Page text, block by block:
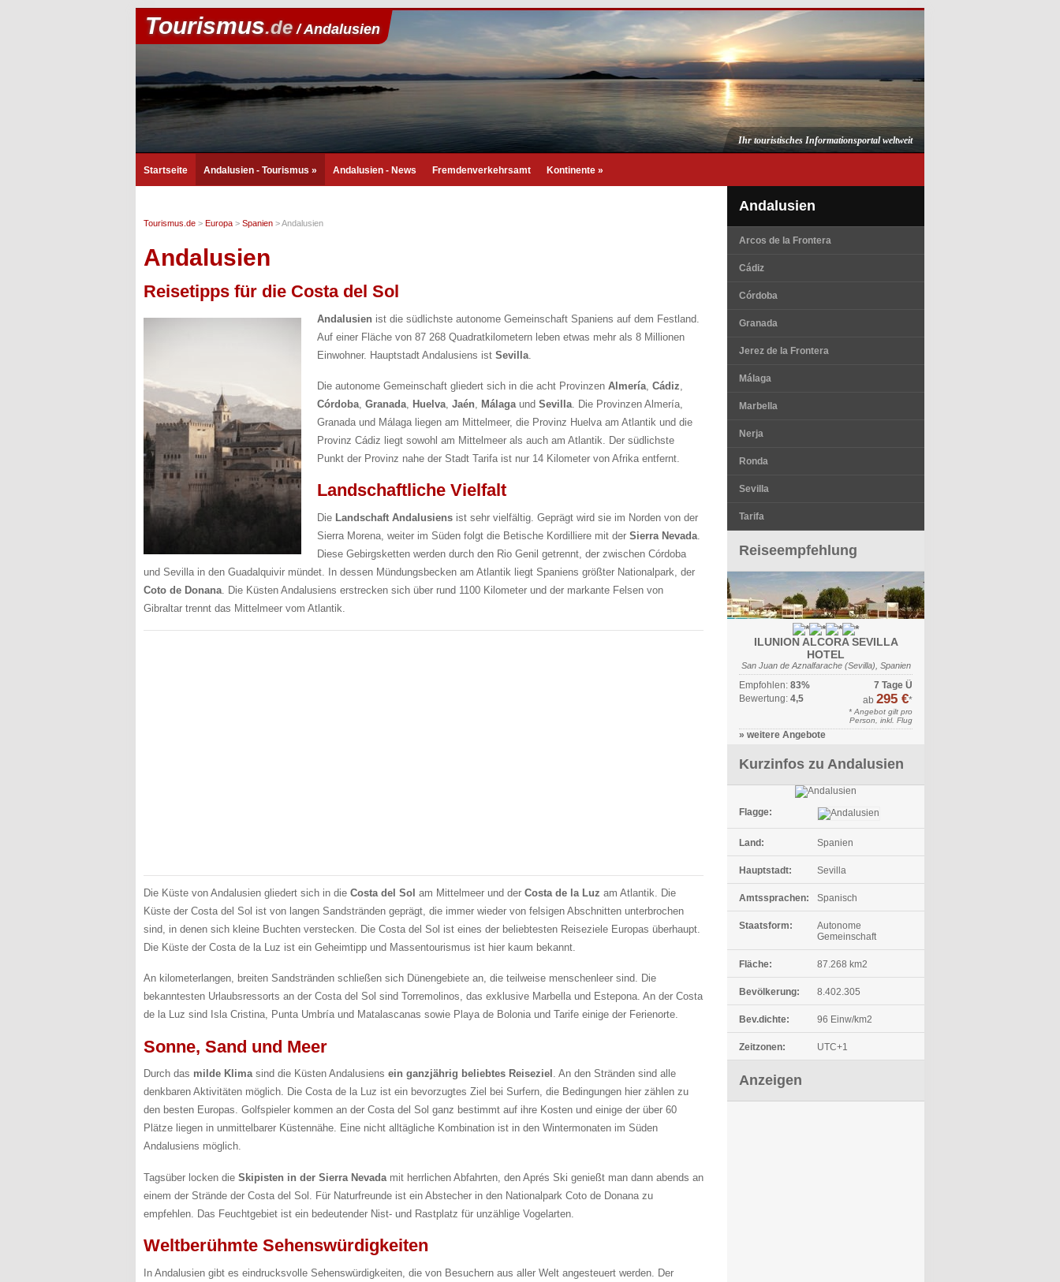
Tourismus.de/ Andalusien
Ihr touristisches Informationsportal weltweit
Startseite Andalusien - Tourismus » Andalusien - News Fremdenverkehrsamt Kontinente »
Tourismus.de > Europa > Spanien >Andalusien
Andalusien
Reisetipps für die Costa del Sol
Andalusien ist die südlichste autonome Gemeinschaft Spaniens auf dem Festland.
Auf einer Fläche von 87 268 Quadratkilometern leben etwas mehr als 8 Millionen
Einwohner. Hauptstadt Andalusiens ist Sevilla
Die autonome Gemeinschaft gliedert sich in die acht Provinzen Almería, Cádiz,
Córdoba, Granada, Huelva, Jaén, Málagaund Sevilla. Die Provinzen Almería,
Granada und Málaga liegen am Mittelmeer, die Provinz Huelva am Atlantik und die
Provinz Cádiz liegt sowohl am Mittelmeer als auch am Atlantik. Der südlichste
Punkt der Provinz nahe der Stadt Tarifa ist nur 14 Kilometer von Afrika entfernt.
Landschaftliche Vielfalt
Die Landschaft Andalusiens ist sehr vielfältig. Geprägt wird sie im Norden von der
Sierra Morena, weiter im Süden folgt die Betische Kordilliere mit der Sierra Nevada.
Diese Gebirgsketten werden durch den Rio Genil getrennt, der zwischen Córdoba
und Sevilla in den Guadalquivir mündet. In dessen Mündungsbecken am Atlantik liegt Spaniens größter Nationalpark, der
Coto de Donana. Die Küsten Andalusiens erstrecken sich über rund 1100 Kilometer und der markante Felsen von
Gibraltar trennt das Mittelmeer vom Atlantik.
Die Küste von Andalusien gliedert sich in die Costa del Sol am Mittelmeer und der Costa de la Luz am Atlantik. Die
Küste der Costa del Sol ist von langen Sandstränden geprägt, die immer wieder von felsigen Abschnitten unterbrochen
sind, in denen sich kleine Buchten verstecken. Die Costa del Sol ist eines der beliebtesten Reiseziele Europas überhaupt.
Die Küste der Costa de la Luz ist ein Geheimtipp und Massentourismus ist hier kaum bekannt.
An kilometerlangen, breiten Sandstränden schließen sich Dünengebiete an, die teilweise menschenleer sind. Die
bekanntesten Urlaubsressorts an der Costa del Sol sind Torremolinos, das exklusive Marbella und Estepona. An der Costa
de la Luz sind Isla Cristina, Punta Umbría und Matalascanas sowie Playa de Bolonia und Tarife einige der Ferienorte.
Sonne, Sand und Meer
Durch das milde Klimasind die Küsten Andalusiens ein ganzjährig beliebtes Reiseziel . An den Stränden sind alle
denkbaren Aktivitäten möglich. Die Costa de la Luz ist ein bevorzugtes Ziel bei Surfern, die Bedingungen hier zählen zu
den besten Europas. Golfspieler kommen an der Costa del Sol ganz bestimmt auf ihre Kosten und einige der über 60
Plätze liegen in unmittelbarer Küstennähe. Eine nicht alltägliche Kombination ist in den Wintermonaten im Süden
Andalusiens möglich.
Tagsüber locken die Skipisten in der Sierra Nevada mit herrlichen Abfahrten, den Aprés Ski genießt man dann abends an
einem der Strände der Costa del Sol. Für Naturfreunde ist ein Abstecher in den Nationalpark Coto de Donana zu
empfehlen. Das Feuchtgebiet ist ein bedeutender Nist- und Rastplatz für unzählige Vogelarten.
Weltberühmte Sehenswürdigkeiten
In Andalusien gibt es eindrucksvolle Sehenswürdigkeiten, die von Besuchern aus aller Welt angesteuert werden. Der
Andalusien
Arcos de la Frontera
Cádiz
Córdoba
Granada
Jerez de la Frontera
Málaga
Marbella
Nerja
Ronda
Sevilla
Tarifa
Reiseempfehlung
ILUNION ALCORA SEVILLA
HOTEL
San Juan de Aznalfarache (Sevilla), Spanien
Empfohlen: 83%
Bewertung: 4,5
7 Tage Ü
ab 295 €*
* Angebot gilt pro
Person, inkl. Flug
» weitere Angebote
Kurzinfos zu Andalusien
Flagge:
Land: Spanien
Hauptstadt: Sevilla
Amtssprachen: Spanisch
Staatsform:
Autonome
Gemeinschaft
Fläche: 87.268 km2
Bevölkerung: 8.402.305
Bev.dichte: 96 Einw/km2
Zeitzonen: UTC+1
Anzeigen